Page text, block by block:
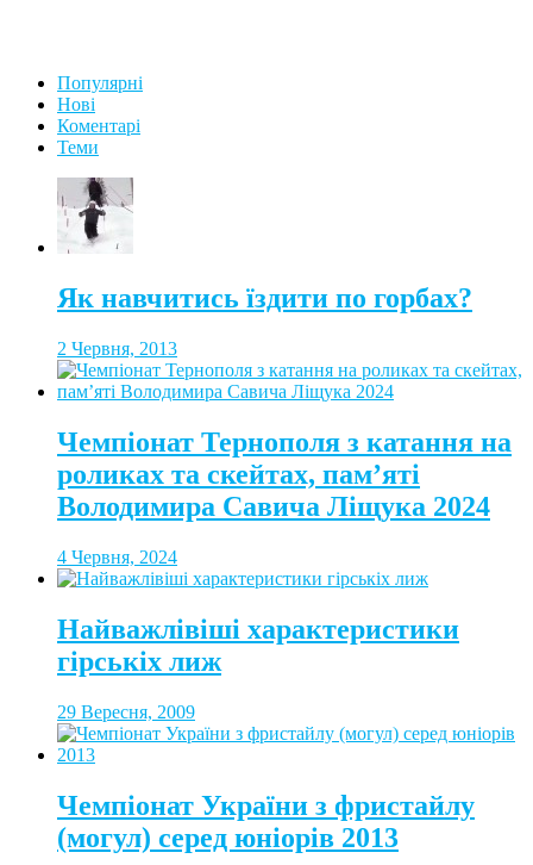
Популярні
Нові
Коментарі
Теми
Як навчитись їздити по горбах?
2 Червня, 2013
Чемпіонат Тернополя з катання на
роликах та скейтах, пам’яті
Володимира Савича Ліщука 2024
4 Червня, 2024
Найважлівіші характеристики
гірськіх лиж
29 Вересня, 2009
Чемпіонат України з фристайлу
(могул) серед юніорів 2013